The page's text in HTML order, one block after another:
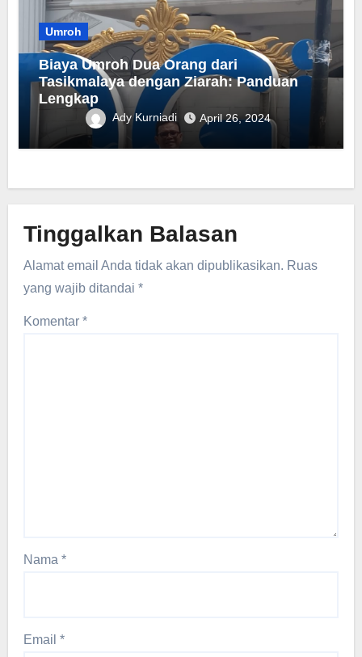
Umroh
Biaya Umroh Dua Orang dari
Tasikmalaya dengan Ziarah: Panduan
Lengkap
Ady Kurniadi April 26, 2024
Tinggalkan Balasan
Alamat email Anda tidak akan dipublikasikan. Ruas
yang wajib ditandai*
Komentar*
Nama*
Email*